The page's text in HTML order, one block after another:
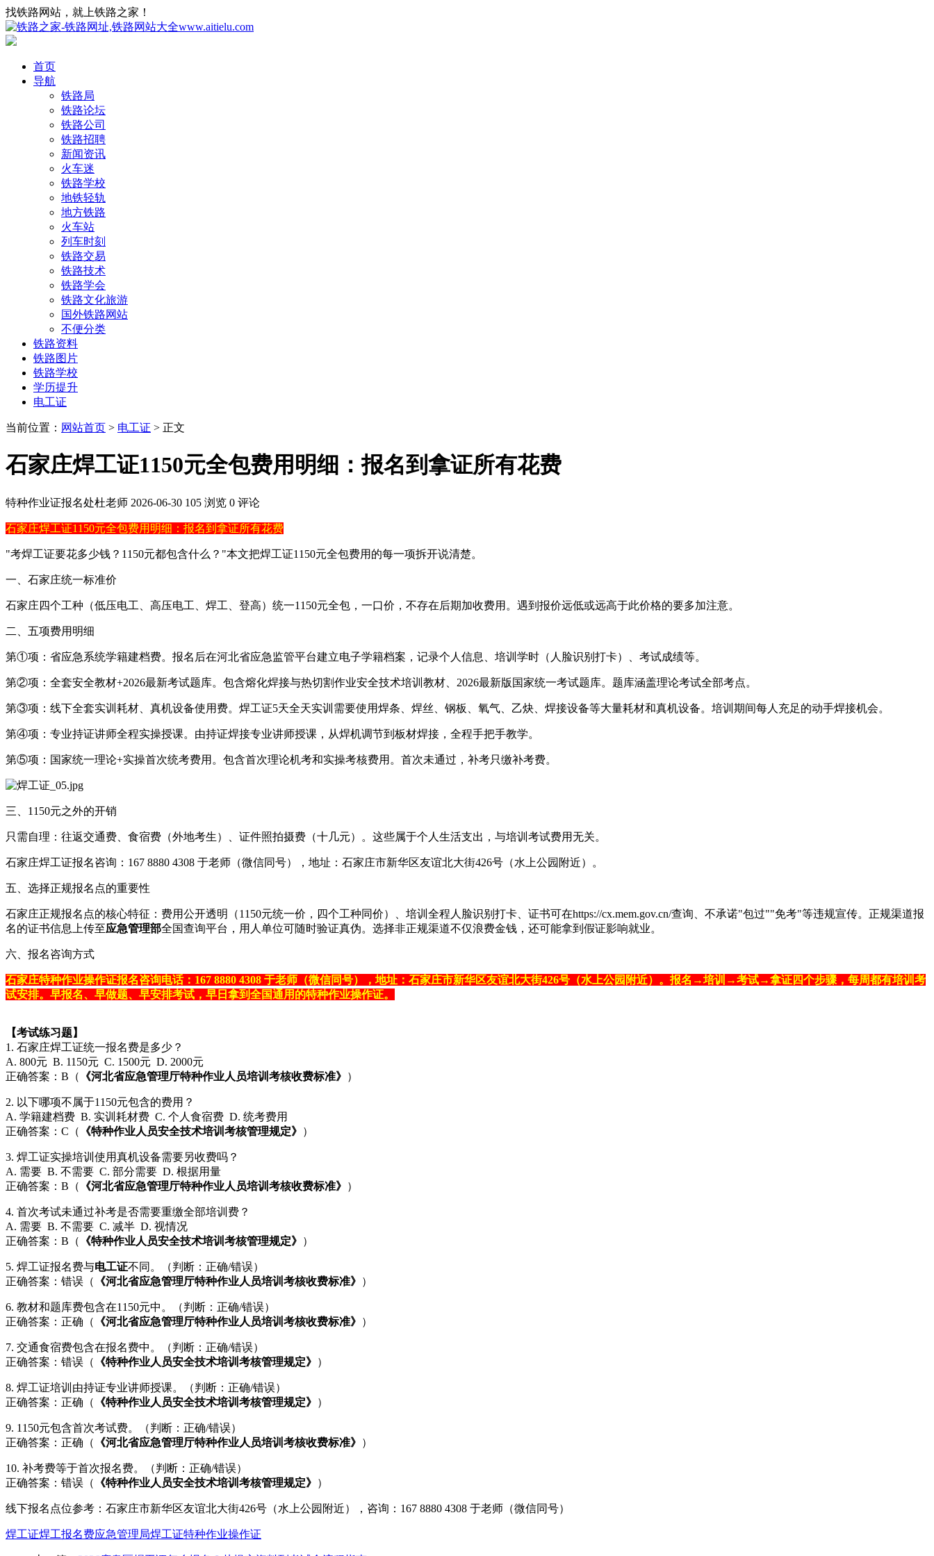
找铁路网站，就上铁路之家！
首页
导航
铁路局
铁路论坛
铁路公司
铁路招聘
新闻资讯
火车迷
铁路学校
地铁轻轨
地方铁路
火车站
列车时刻
铁路交易
铁路技术
铁路学会
铁路文化旅游
国外铁路网站
不便分类
铁路资料
铁路图片
铁路学校
学历提升
电工证
当前位置： 网站首页 > 电工证 > 正文
石家庄焊工证1150元全包费用明细：报名到拿证所有花费
特种作业证报名处杜老师 2026-06-30 105 浏览 0 评论
石家庄焊工证1150元全包费用明细：报名到拿证所有花费
"考焊工证要花多少钱？1150元都包含什么？"本文把焊工证1150元全包费用的每一项拆开说清楚。
一、石家庄统一标准价
石家庄四个工种（低压电工、高压电工、焊工、登高）统一1150元全包，一口价，不存在后期加收费用。遇到报价远低或远高于此价格的要多加注意。
二、五项费用明细
第①项：省应急系统学籍建档费。报名后在河北省应急监管平台建立电子学籍档案，记录个人信息、培训学时（人脸识别打卡）、考试成绩等。
第②项：全套安全教材+2026最新考试题库。包含熔化焊接与热切割作业安全技术培训教材、2026最新版国家统一考试题库。题库涵盖理论考试全部考点。
第③项：线下全套实训耗材、真机设备使用费。焊工证5天全天实训需要使用焊条、焊丝、钢板、氧气、乙炔、焊接设备等大量耗材和真机设备。培训期间每人充足的动手焊接机会。
第④项：专业持证讲师全程实操授课。由持证焊接专业讲师授课，从焊机调节到板材焊接，全程手把手教学。
第⑤项：国家统一理论+实操首次统考费用。包含首次理论机考和实操考核费用。首次未通过，补考只缴补考费。
三、1150元之外的开销
只需自理：往返交通费、食宿费（外地考生）、证件照拍摄费（十几元）。这些属于个人生活支出，与培训考试费用无关。
石家庄焊工证报名咨询：167 8880 4308 于老师（微信同号），地址：石家庄市新华区友谊北大街426号（水上公园附近）。
五、选择正规报名点的重要性
石家庄正规报名点的核心特征：费用公开透明（1150元统一价，四个工种同价）、培训全程人脸识别打卡、证书可在https://cx.mem.gov.cn/查询、不承诺"包过""免考"等违规宣传。正规渠道报
名的证书信息上传至应急管理部全国查询平台，用人单位可随时验证真伪。选择非正规渠道不仅浪费金钱，还可能拿到假证影响就业。
六、报名咨询方式
石家庄特种作业操作证报名咨询电话：167 8880 4308 于老师（微信同号），地址：石家庄市新华区友谊北大街426号（水上公园附近）。报名→培训→考试→拿证四个步骤，每周都有培训考
试安排。早报名、早做题、早安排考试，早日拿到全国通用的特种作业操作证。
【考试练习题】
1. 石家庄焊工证统一报名费是多少？
A. 800元 B. 1150元 C. 1500元 D. 2000元
正确答案：B（
《河北省应急管理厅特种作业人员培训考核收费标准》 ）
2. 以下哪项不属于1150元包含的费用？
A. 学籍建档费 B. 实训耗材费 C. 个人食宿费 D. 统考费用
正确答案：C（
《特种作业人员安全技术培训考核管理规定》 ）
3. 焊工证实操培训使用真机设备需要另收费吗？
A. 需要 B. 不需要 C. 部分需要 D. 根据用量
正确答案：B（
《河北省应急管理厅特种作业人员培训考核收费标准》 ）
4. 首次考试未通过补考是否需要重缴全部培训费？
A. 需要 B. 不需要 C. 减半 D. 视情况
正确答案：B（
《特种作业人员安全技术培训考核管理规定》 ）
5. 焊工证报名费与电工证不同。（判断：正确/错误）
正确答案：错误（
《河北省应急管理厅特种作业人员培训考核收费标准》 ）
6. 教材和题库费包含在1150元中。（判断：正确/错误）
正确答案：正确（
《河北省应急管理厅特种作业人员培训考核收费标准》 ）
7. 交通食宿费包含在报名费中。（判断：正确/错误）
正确答案：错误（
《特种作业人员安全技术培训考核管理规定》 ）
8. 焊工证培训由持证专业讲师授课。（判断：正确/错误）
正确答案：正确（
《特种作业人员安全技术培训考核管理规定》 ）
9. 1150元包含首次考试费。（判断：正确/错误）
正确答案：正确（
《河北省应急管理厅特种作业人员培训考核收费标准》 ）
10. 补考费等于首次报名费。（判断：正确/错误）
正确答案：错误（
《特种作业人员安全技术培训考核管理规定》 ）
线下报名点位参考：石家庄市新华区友谊北大街426号（水上公园附近），咨询：167 8880 4308 于老师（微信同号）
焊工证焊工报名费应急管理局焊工证特种作业操作证